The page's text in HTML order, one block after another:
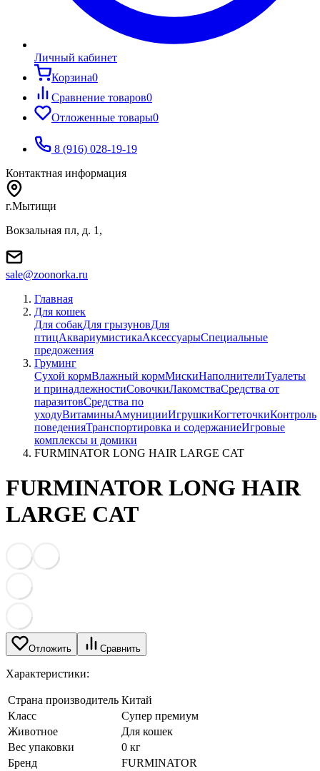
Личный кабинет
Корзина0
Сравнение товаров0
Отложенные товары0
8 (916) 028-19-19
Контактная информация
г.Мытищи
Вокзальная пл, д. 1,
sale@zoonorka.ru
Главная
Для кошек
Для собакДля грызуновДля
птицАквариумистикаАксессуарыСпециальные
предожения
Груминг
Сухой кормВлажный кормМискиНаполнителиТуалеты
и принадлежностиСовочкиЛакомстваСредства от
паразитовСредства по
уходуВитаминыАмуницииИгрушкиКогтеточкиКонтроль
поведенияТранспортировка и содержаниеИгровые
комплексы и домики
FURMINATOR LONG HAIR LARGE CAT
FURMINATOR LONG HAIR
LARGE CAT
Отложить Сравнить
Характеристики:
Страна производитель Китай
Класс
Супер премиум
Животное
Для кошек
Вес упаковки
0 кг
Бренд
FURMINATOR